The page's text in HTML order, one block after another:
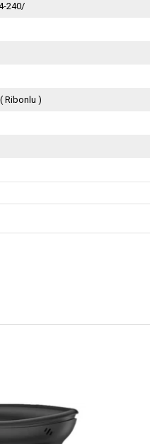
240/
Ribonlu )